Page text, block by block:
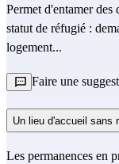
Permet d'entamer des
statut de réfugié :
logement...
Faire une
Un lieu d'accueil sans
Les permanences en